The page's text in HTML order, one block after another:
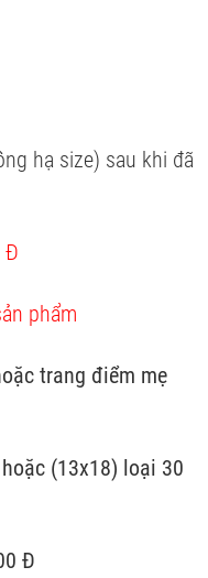
hạ size) sau khi đã
Đ
phẩm
trang điểm mẹ
(13x18) loại 30
Đ